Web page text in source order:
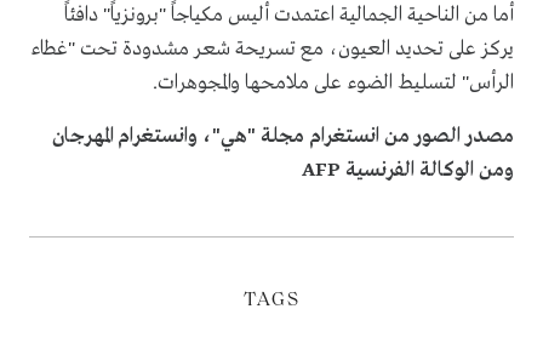
أما من الناحية الجمالية اعتمدت أليس مكياجاً "برونزياً" دافئاً
يركز على تحديد العيون، مع تسريحة شعر مشدودة تحت "غطاء
الرأس" لتسليط الضوء على ملامحها والمجوهرات.
مصدر الصور من انستغرام مجلة "هي"، وانستغرام المهرجان
ومن الوكالة الفرنسية AFP
TAGS